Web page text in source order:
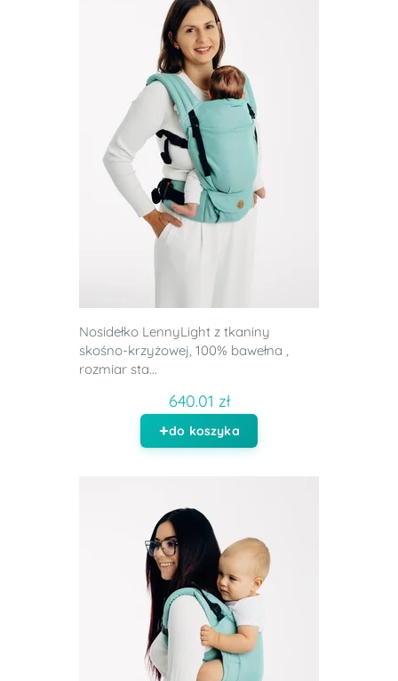
Nosidełko LennyLight z tkaniny
skośno-krzyżowej, 100% bawełna ,
rozmiar sta...
640.01 zł
do koszyka